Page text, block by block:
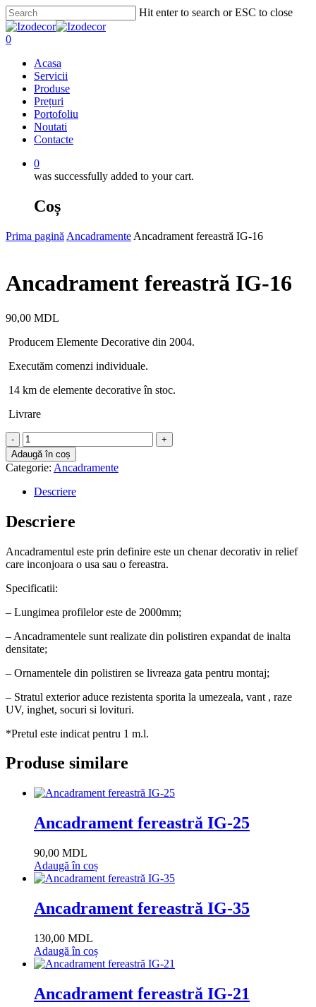
Skip
to
main
Hit enter to search or ESC to close
Close
Search
0
Acasa
Servicii
Produse
Prețuri
Portofoliu
Noutati
Contacte
0
was successfully added to your cart.
Coș
Prima pagină Ancadramente Ancadrament fereastră IG-16
Ancadrament fereastră IG-16
90,00 MDL
Producem Elemente Decorative din 2004.
Executăm comenzi individuale.
14 km de elemente decorative în stoc.
Livrare
Cantitate
Ancadrament
fereastră
IG-
16
Adaugă în coș
Categorie: Ancadramente
Descriere
Descriere
Ancadramentul este prin definire este un chenar decorativ in relief
care inconjoara o usa sau o fereastra.
Specificatii:
– Lungimea profilelor este de 2000mm;
– Ancadramentele sunt realizate din polistiren expandat de inalta
densitate;
– Ornamentele din polistiren se livreaza gata pentru montaj;
– Stratul exterior aduce rezistenta sporita la umezeala, vant , raze
UV, inghet, socuri si lovituri.
*Pretul este indicat pentru 1 m.l.
Produse similare
Ancadrament fereastră IG-25
90,00 MDL
Adaugă în coș
Ancadrament fereastră IG-35
130,00 MDL
Adaugă în coș
Ancadrament fereastră IG-21